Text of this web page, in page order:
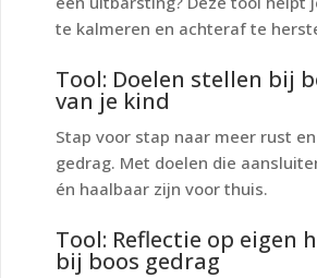
te kalmeren en achteraf te
Tool: Doelen stellen bij
van je kind
Stap voor stap naar meer rust
gedrag. Met doelen die
én haalbaar zijn voor thuis.
Tool: Reflectie op eigen
bij boos gedrag